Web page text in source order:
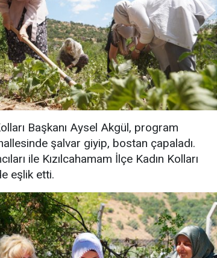
Başkanı Aysel Akgül, program
şalvar giyip, bostan çapaladı.
ile Kızılcahamam İlçe Kadın Kolları
eşlik etti.